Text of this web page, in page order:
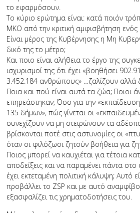
το εφαρμόσουν.
To κύριο ερώτημα είναι: κατά ποιόν
ΜΚΟ από την κριτική αμφισβήτηση ενός
Είναι μέρος της Κυβέρνησης η Μη
δικό της το μέτρο;
Και ποιο είναι αλήθεια το έργο της
ισχυρισμοί της ότι έχει «βοηθήσει
3.452.184 ανθρώπους» …ζαλίζουν αλλά
Ποια και πού είναι αυτά τα ζώα; Ποιοι
επηρεάστηκαν; Όσο για την
135 δήμων», πώς γίνεται οι
συνεχίζουν να μη στειρώνουν τα
βρίσκονται ποτέ στις αστυνομίες οι
όταν οι φιλόζωοι ζητούν βοήθεια για
Ποιος μπορεί να καυχιέται για τέτοια
αποδείξεις και να παραμένει πάντα
έχει εκτεταμένη πολιτική κάλυψη; Αυτό
προβάλλει το ZSP και με αυτό
εξασφαλίζει τις χρηματοδοτήσεις του.